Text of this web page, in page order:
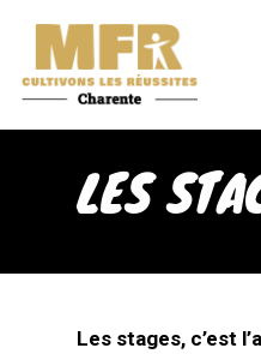
main
LES
Les stages, c’est